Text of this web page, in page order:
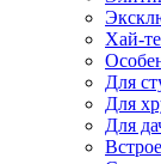
Хай-
Для
Для
Для